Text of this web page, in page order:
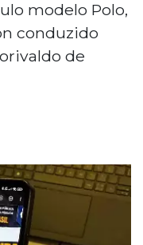
modelo Polo,
conduzido
de